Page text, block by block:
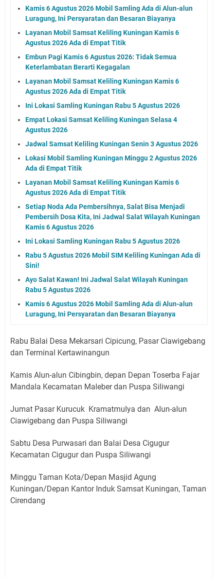
Kamis 6 Agustus 2026 Mobil Samling Ada di Alun-alun
Luragung, Ini Persyaratan dan Besaran Biayanya
Layanan Mobil Samsat Keliling Kuningan Kamis 6
Agustus 2026 Ada di Empat Titik
Embun Pagi Kamis 6 Agustus 2026: Tidak Semua
Keterlambatan Berarti Kegagalan
Layanan Mobil Samsat Keliling Kuningan Kamis 6
Agustus 2026 Ada di Empat Titik
Ini Lokasi Samling Kuningan Rabu 5 Agustus 2026
Empat Lokasi Samsat Keliling Kuningan Selasa 4
Agustus 2026
Jadwal Samsat Keliling Kuningan Senin 3 Agustus 2026
Lokasi Mobil Samling Kuningan Minggu 2 Agustus 2026
Ada di Empat Titik
Layanan Mobil Samsat Keliling Kuningan Kamis 6
Agustus 2026 Ada di Empat Titik
Setiap Noda Ada Pembersihnya, Salat Bisa Menjadi
Pembersih Dosa Kita, Ini Jadwal Salat Wilayah Kuningan
Kamis 6 Agustus 2026
Ini Lokasi Samling Kuningan Rabu 5 Agustus 2026
Rabu 5 Agustus 2026 Mobil SIM Keliling Kuningan Ada di
Sini!
Ayo Salat Kawan! Ini Jadwal Salat Wilayah Kuningan
Rabu 5 Agustus 2026
Kamis 6 Agustus 2026 Mobil Samling Ada di Alun-alun
Luragung, Ini Persyaratan dan Besaran Biayanya
Rabu Balai Desa Mekarsari Cipicung, Pasar Ciawigebang
dan Terminal Kertawinangun
Kamis Alun-alun Cibingbin, depan Depan Toserba Fajar
Mandala Kecamatan Maleber dan Puspa Siliwangi
Jumat Pasar Kurucuk Kramatmulya dan Alun-alun
Ciawigebang dan Puspa Siliwangi
Sabtu Desa Purwasari dan Balai Desa Cigugur
Kecamatan Cigugur dan Puspa Siliwangi
Minggu Taman Kota/Depan Masjid Agung
Kuningan/Depan Kantor Induk Samsat Kuningan, Taman
Cirendang